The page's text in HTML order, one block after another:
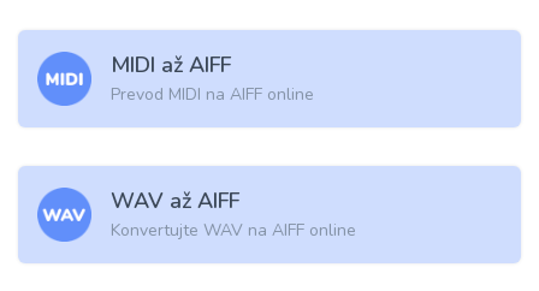
MIDI až AIFF
Prevod MIDI na AIFF online
WAV až AIFF
Konvertujte WAV na AIFF online